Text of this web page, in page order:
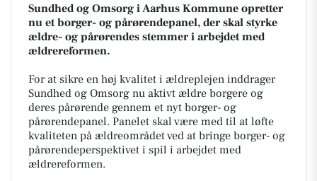
Sundhed og Omsorg i Aarhus Kommune opretter
nu et borger- og pårørendepanel, der skal styrke
ældre- og pårørendes stemmer i arbejdet med
ældrereformen.
For at sikre en høj kvalitet i ældreplejen inddrager
Sundhed og Omsorg nu aktivt ældre borgere og
deres pårørende gennem et nyt borger- og
pårørendepanel. Panelet skal være med til at løfte
kvaliteten på ældreområdet ved at bringe borger- og
pårørendeperspektivet i spil i arbejdet med
ældrereformen.